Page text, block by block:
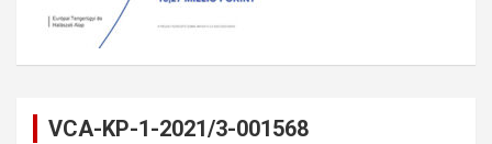
VCA-KP-1-2021/3-001568